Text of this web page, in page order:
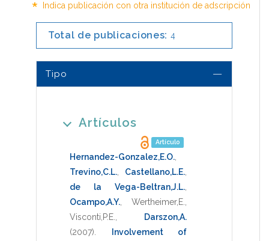
* Indica publicación con otra institución de adscripción
Total de publicaciones: 4
Tipo
Artículos
Artículo
Hernandez-Gonzalez,E.O.
Trevino,C.L.
Castellano,L.E.
de la Vega-Beltran,J.L.
Ocampo,A.Y.
Wertheimer,E.
Visconti,P.E.
Darszon,A.
(2007)
Involvement of